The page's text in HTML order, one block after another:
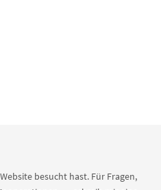
besucht hast. Für Fragen,